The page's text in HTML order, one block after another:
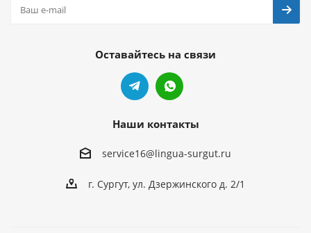
Оставайтесь на связи
Наши контакты
service16@lingua-surgut.ru
г. Сургут, ул. Дзержинского д. 2/1